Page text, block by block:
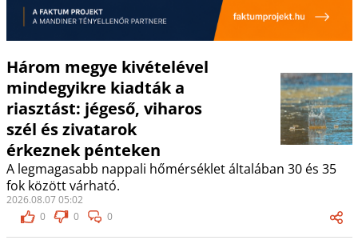
Három megye kivételével
mindegyikre kiadták a
riasztást: jégeső, viharos
szél és zivatarok
érkeznek pénteken
A legmagasabb nappali hőmérséklet általában 30 és 35
fok között várható.
2026.08.07 05:02
0
0 0